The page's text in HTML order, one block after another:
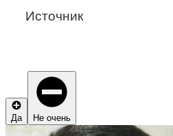
Источник
Да Не очень